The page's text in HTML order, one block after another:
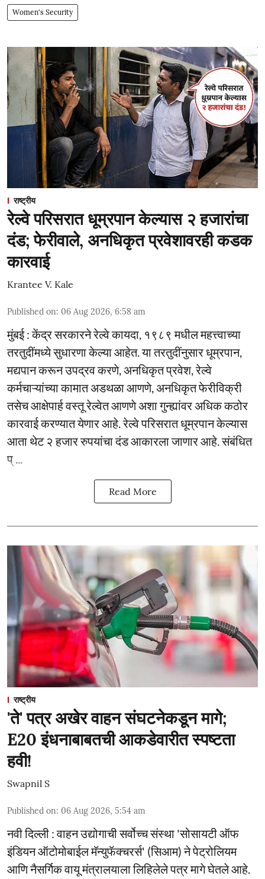
Women's Security
राष्ट्रीय
रेल्वे परिसरात धूम्रपान केल्यास २ हजारांचा
दंड; फेरीवाले, अनधिकृत प्रवेशावरही कडक
कारवाई
Krantee V. Kale
Published on: 06 Aug 2026, 6:58 am
मुंबई : केंद्र सरकारने रेल्वे कायदा, १९८९ मधील महत्त्वाच्या
तरतुदींमध्ये सुधारणा केल्या आहेत. या तरतुदींनुसार धूम्रपान,
मद्यपान करून उपद्रव करणे, अनधिकृत प्रवेश, रेल्वे
कर्मचाऱ्यांच्या कामात अडथळा आणणे, अनधिकृत फेरीविक्री
तसेच आक्षेपार्ह वस्तू रेल्वेत आणणे अशा गुन्ह्यांवर अधिक कठोर
कारवाई करण्यात येणार आहे. रेल्वे परिसरात धूम्रपान केल्यास
आता थेट २ हजार रुपयांचा दंड आकारला जाणार आहे. संबंधित
प् ...
Read More
राष्ट्रीय
'ते' पत्र अखेर वाहन संघटनेकडून मागे;
E20 इंधनाबाबतची आकडेवारीत स्पष्टता
हवी!
Swapnil S
Published on: 06 Aug 2026, 5:54 am
नवी दिल्ली : वाहन उद्योगाची सर्वोच्च संस्था 'सोसायटी ऑफ
इंडियन ऑटोमोबाईल मॅन्युफॅक्चरर्स' (सिआम) ने पेट्रोलियम
आणि नैसर्गिक वायू मंत्रालयाला लिहिलेले पत्र मागे घेतले आहे.